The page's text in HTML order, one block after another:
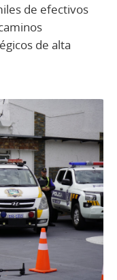
de efectivos
de alta